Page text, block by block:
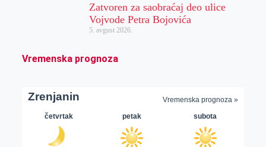
Zatvoren za saobraćaj deo ulice
Vojvode Petra Bojovića
5. avgust 2026.
Vremenska prognoza